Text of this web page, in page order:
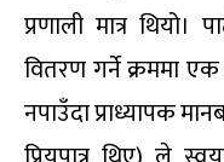
प्रणाली मात्र
वितरण गर्ने क्रममा
नपाउँदा प्राध्यापक